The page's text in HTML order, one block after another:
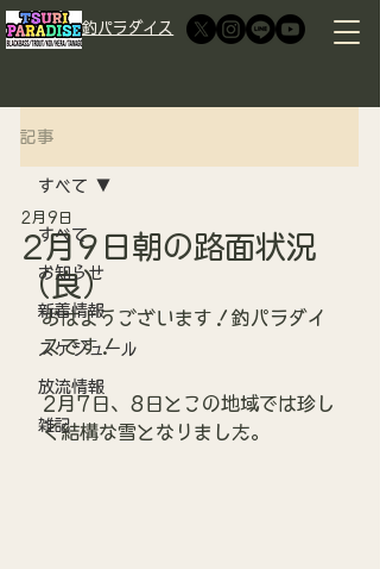
​釣パラダイス
記事
すべて
お知らせ
新着情報
スケジュール
放流情報
雑記
すべて
2月9日朝の路面状況
（良）
2月9日
おはようございます！釣パラダイ
スです！
2月7日、8日とこの地域では珍し
く結構な雪となりました。